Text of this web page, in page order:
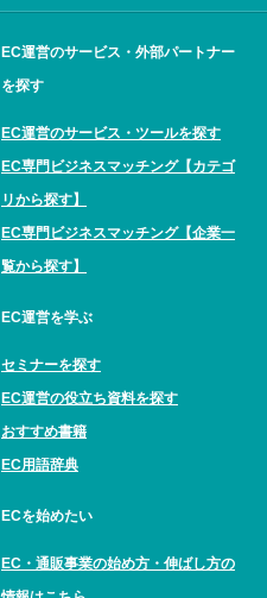
EC運営のサービス・外部パートナー
を探す
EC運営のサービス・ツールを探す
EC専門ビジネスマッチング【カテゴ
リから探す】
EC専門ビジネスマッチング【企業一
覧から探す】
EC運営を学ぶ
セミナーを探す
EC運営の役立ち資料を探す
おすすめ書籍
EC用語辞典
ECを始めたい
EC・通販事業の始め方・伸ばし方の